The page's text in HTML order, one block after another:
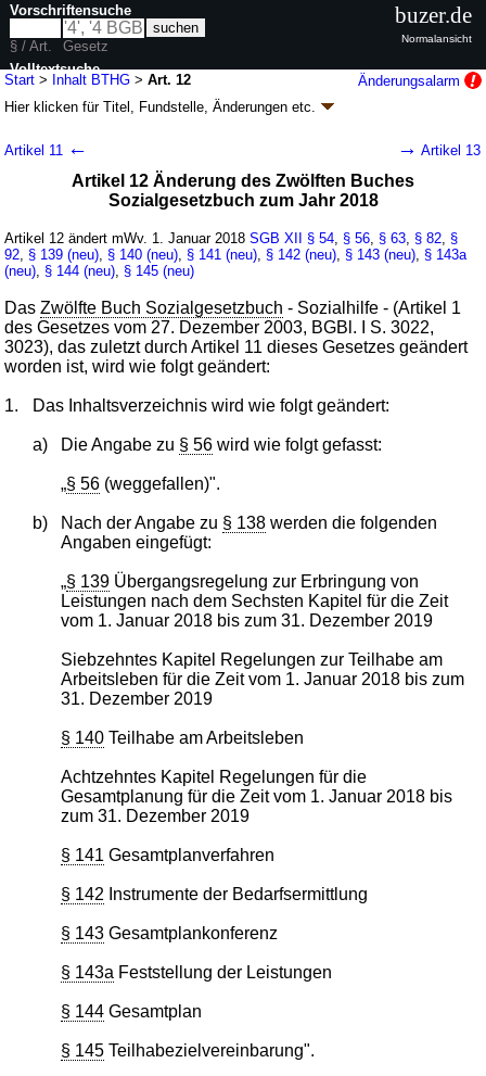
Start > Inhalt BTHG >Art. 12
Änderungsalarm
Hier klicken fürTitel, Fundstelle, Änderungen etc.
BGBl. I S. 3234
G. v. 02.06.2021BGBl. I S. 1387
Geltung ab 01.01.2018, abweichend sieheArtikel 26; FNA: 860-9-3/1
64 Änderungen | Drucksachen / Entwurf / Begründung
|
wird in 88 Vorschriften zitiert
Artikel 11 ← → Artikel 13
Artikel 12 Änderung des Zwölften Buches
Sozialgesetzbuch zum Jahr 2018
Artikel 12 ändert mWv. 1. Januar 2018SGB XII § 54 § 56 § 63 § 82 §
92 § 139 (neu) § 140 (neu) § 141 (neu) § 142 (neu) § 143 (neu) § 143a
(neu) § 144 (neu) § 145 (neu)
DasZwölfte Buch Sozialgesetzbuch - Sozialhilfe - (Artikel 1
des Gesetzes vom 27. Dezember 2003, BGBl. I S. 3022,
3023), das zuletzt durch Artikel 11 dieses Gesetzes geändert
worden ist, wird wie folgt geändert:
1. Das Inhaltsverzeichnis wird wie folgt geändert:
a) Die Angabe zu § 56wird wie folgt gefasst:
„§ 56(weggefallen)".
b) Nach der Angabe zu § 138werden die folgenden
Angaben eingefügt:
„§ 139Übergangsregelung zur Erbringung von
Leistungen nach dem Sechsten Kapitel für die Zeit
vom 1. Januar 2018 bis zum 31. Dezember 2019
Siebzehntes Kapitel Regelungen zur Teilhabe am
Arbeitsleben für die Zeit vom 1. Januar 2018 bis zum
31. Dezember 2019
§ 140Teilhabe am Arbeitsleben
Achtzehntes Kapitel Regelungen für die
Gesamtplanung für die Zeit vom 1. Januar 2018 bis
zum 31. Dezember 2019
§ 141 Gesamtplanverfahren
§ 142 Instrumente der Bedarfsermittlung
§ 143Gesamtplankonferenz
§ 143a Feststellung der Leistungen
§ 144Gesamtplan
§ 145Teilhabezielvereinbarung".
Vorschriftensuche
§ / Art.
Gesetz
Volltextsuche
nur in BTHG
buzer.de
Normalansicht